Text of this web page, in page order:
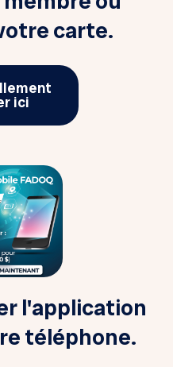
carte.
ici
l'application
téléphone.